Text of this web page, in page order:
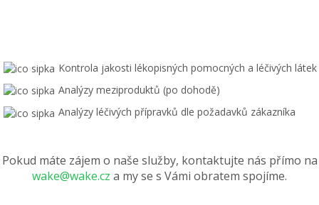
Kontrola jakosti lékopisných pomocných a léčivých látek
Analýzy meziproduktů (po dohodě)
Analýzy léčivých přípravků dle požadavků zákazníka
Pokud máte zájem o naše služby, kontaktujte nás přímo na
wake@wake.cz a my se s Vámi obratem spojíme.